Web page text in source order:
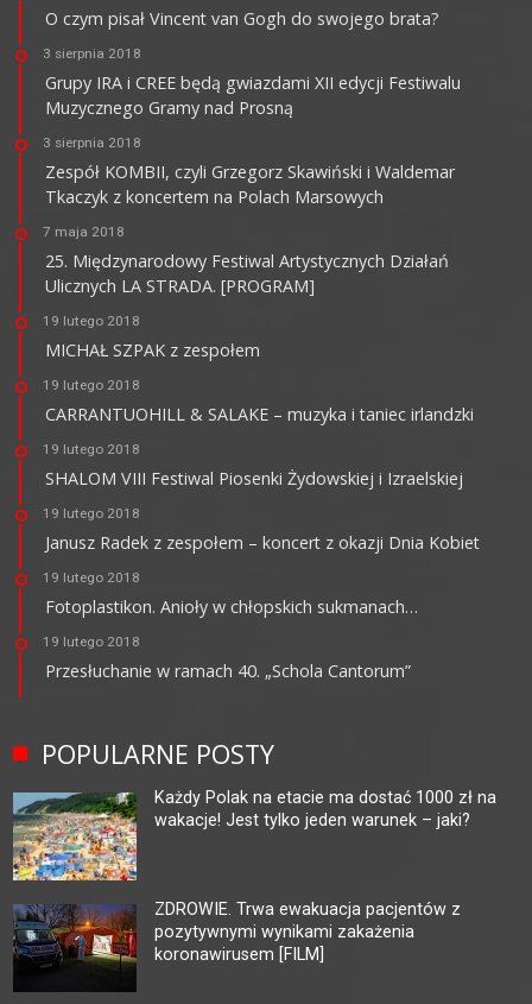
O czym pisał Vincent van Gogh do swojego brata?
3 sierpnia 2018
Grupy IRA i CREE będą gwiazdami XII edycji Festiwalu
Muzycznego Gramy nad Prosną
3 sierpnia 2018
Zespół KOMBII, czyli Grzegorz Skawiński i Waldemar
Tkaczyk z koncertem na Polach Marsowych
7 maja 2018
25. Międzynarodowy Festiwal Artystycznych Działań
Ulicznych LA STRADA. [PROGRAM]
19 lutego 2018
MICHAŁ SZPAK z zespołem
19 lutego 2018
CARRANTUOHILL & SALAKE – muzyka i taniec irlandzki
19 lutego 2018
SHALOM VIII Festiwal Piosenki Żydowskiej i Izraelskiej
19 lutego 2018
Janusz Radek z zespołem – koncert z okazji Dnia Kobiet
19 lutego 2018
Fotoplastikon. Anioły w chłopskich sukmanach…
19 lutego 2018
Przesłuchanie w ramach 40. „Schola Cantorum”
POPULARNE POSTY
Każdy Polak na etacie ma dostać 1000 zł na
wakacje! Jest tylko jeden warunek – jaki?
ZDROWIE. Trwa ewakuacja pacjentów z
pozytywnymi wynikami zakażenia
koronawirusem [FILM]